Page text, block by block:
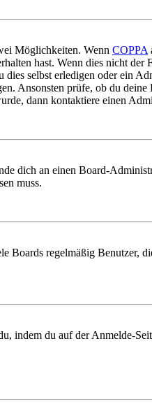
Möglichkeiten. Wenn COPPA
hast. Wenn dies nicht der
selbst erledigen oder ein
Ansonsten prüfe, ob du
dann kontaktiere einen
dich an einen Board-
muss.
Boards regelmäßig Benutzer,
indem du auf der Anmelde-